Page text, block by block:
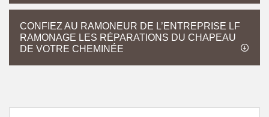
CONFIEZ AU RAMONEUR DE L’ENTREPRISE LF
RAMONAGE LES RÉPARATIONS DU CHAPEAU
DE VOTRE CHEMINÉE